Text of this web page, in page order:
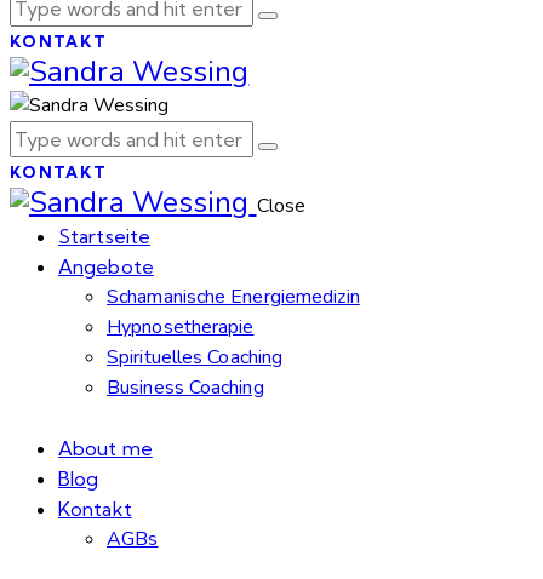
KONTAKT
KONTAKT
Close
Startseite
Angebote
Schamanische Energiemedizin
Hypnosetherapie
Spirituelles Coaching
Business Coaching
About me
Blog
Kontakt
AGBs